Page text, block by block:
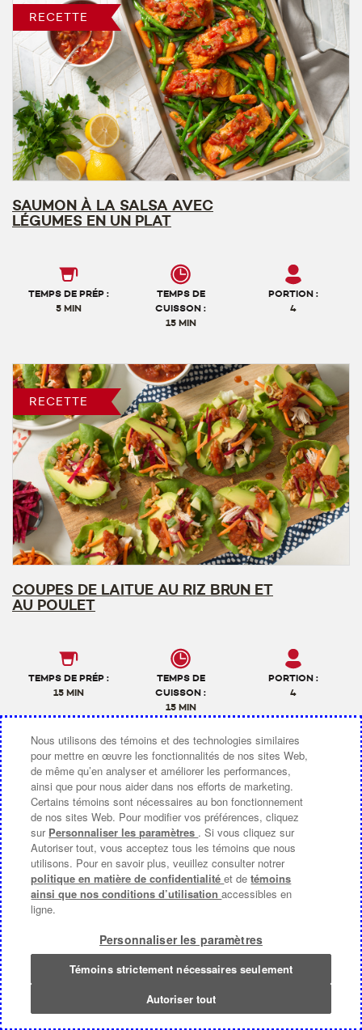
RECETTE
SAUMON À LA SALSA AVEC
LÉGUMES EN UN PLAT
TEMPS DE PRÉP :
5 MIN
TEMPS DE
CUISSON :
15 MIN
PORTION :
4
RECETTE
COUPES DE LAITUE AU RIZ BRUN ET
AU POULET
TEMPS DE PRÉP :
15 MIN
TEMPS DE
CUISSON :
15 MIN
PORTION :
4
RECETTE
EFFILOCHÉ DE POULET SUR PAIN
Nous utilisons des témoins et des technologies similaires
pour mettre en œuvre les fonctionnalités de nos sites Web,
de même qu’en analyser et améliorer les performances,
ainsi que pour nous aider dans nos efforts de marketing.
Certains témoins sont nécessaires au bon fonctionnement
de nos sites Web. Pour modifier vos préférences, cliquez
sur Personnaliser les paramètres . Si vous cliquez sur
Autoriser tout, vous acceptez tous les témoins que nous
utilisons. Pour en savoir plus, veuillez consulter notrer
politique en matière de confidentialitéet detémoins
ainsi que nos conditions d’utilisationaccessibles en
ligne.
Personnaliser les paramètres
Témoins strictement nécessaires seulement
Autoriser tout